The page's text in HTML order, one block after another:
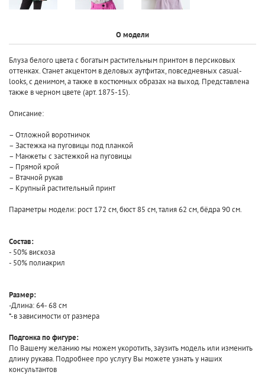
О модели
Блуза белого цвета с богатым растительным принтом в персиковых
оттенках. Станет акцентом в деловых аутфитах, повседневных casual-
looks, с денимом, а также в костюмных образах на выход. Представлена
также в черном цвете (арт. 1875-15).
Описание:
– Отложной воротничок
– Застежка на пуговицы под планкой
– Манжеты с застежкой на пуговицы
– Прямой крой
– Втачной рукав
– Крупный растительный принт
Параметры модели: рост 172 см, бюст 85 см, талия 62 см, бёдра 90 см.
Состав:
- 50% вискоза
- 50% полиакрил
Размер:
-Длина: 64- 68 cм
*-в зависимости от размера
Подгонка по фигуре:
По Вашему желанию мы можем укоротить, заузить модель или изменить
длину рукава. Подробнее про услугу Вы можете узнать у наших
консультантов